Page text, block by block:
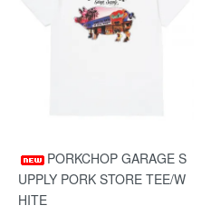
PORKCHOP GARAGE S
UPPLY PORK STORE TEE/W
HITE